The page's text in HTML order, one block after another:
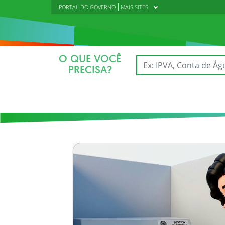
PORTAL DO GOVERNO MAIS SITES
O QUE VOCÊ
PRECISA?